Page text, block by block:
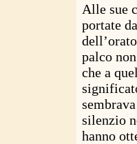
Alle sue
portate
palco
che a
silenzio
hanno